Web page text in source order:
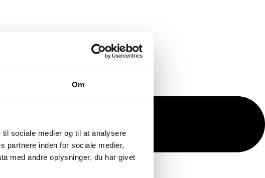
Om
sociale medier og til at analysere
partnere inden for sociale medier,
med andre oplysninger, du har givet